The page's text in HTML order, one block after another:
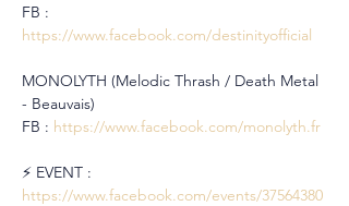
FB :
https://www.facebook.com/destinityofficial
MONOLYTH (Melodic Thrash / Death Metal
- Beauvais)
FB : https://www.facebook.com/monolyth.fr
⚡️ EVENT :
https://www.facebook.com/events/37564380